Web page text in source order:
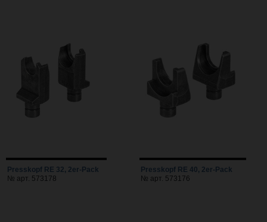
Presskopf RE 32, 2er-Pack
№ арт. 573178
Presskopf RE 40, 2er-Pack
№ арт. 573176